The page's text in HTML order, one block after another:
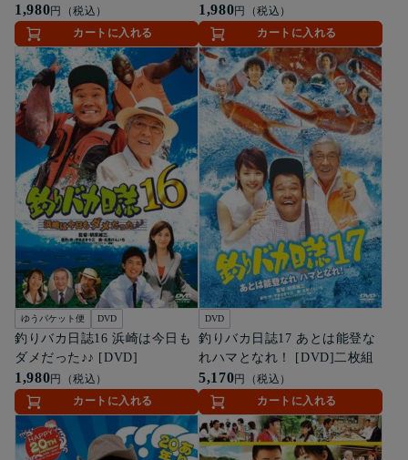
1,980円（税込）
カートに入れる
1,980円（税込）
カートに入れる
ゆうパケット便 DVD
釣りバカ日誌16 浜崎は今日も
ダメだった♪♪ [DVD]
1,980円（税込）
カートに入れる
DVD
釣りバカ日誌17 あとは能登な
れハマとなれ！ [DVD]二枚組
5,170円（税込）
カートに入れる